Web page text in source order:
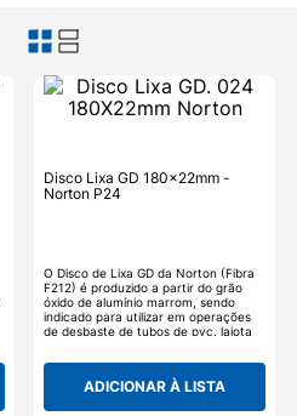
Disco Lixa GD 180x22mm -
Norton P24
O Disco de Lixa GD da Norton (Fibra
F212) é produzido a partir do grão
óxido de alumínio marrom, sendo
indicado para utilizar em operações
de desbaste de tubos de pvc, lajota
a remoção de tinta antiga e/ou
ADICIONAR À LISTA